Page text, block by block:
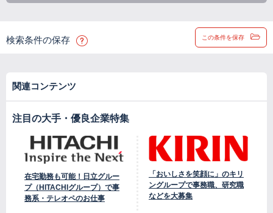
検索条件の保存 この条件を保存
関連コンテンツ
注目の大手・優良企業特集
在宅勤務も可能！日立グルー
プ（HITACHIグループ）で事
務系・テレオペのお仕事
「おいしさを笑顔に」のキリ
ングループで事務職、研究職
などを大募集